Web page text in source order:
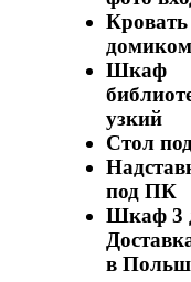
Кровать
домиком
Шкаф
узкий
Стол
под ПК
Шкаф 3
в